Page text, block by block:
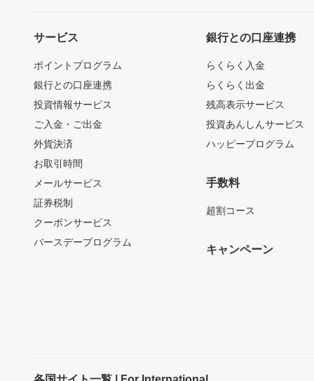
サービス
ポイントプログラム
銀行との口座連携
投資情報サービス
ご入金・ご出金
外貨決済
お取引時間
メールサービス
証券税制
クーポンサービス
バースデープログラム
銀行との口座連携
らくらく入金
らくらく出金
残高表示サービス
投資あんしんサービス
ハッピープログラム
手数料
超割コース
キャンペーン